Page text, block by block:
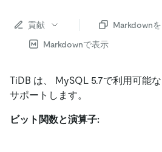
貢献
Markdown
Markdownで表示
TiDB は、 MySQL 5.7で利用可能な
サポートします。
ビット関数と演算子: